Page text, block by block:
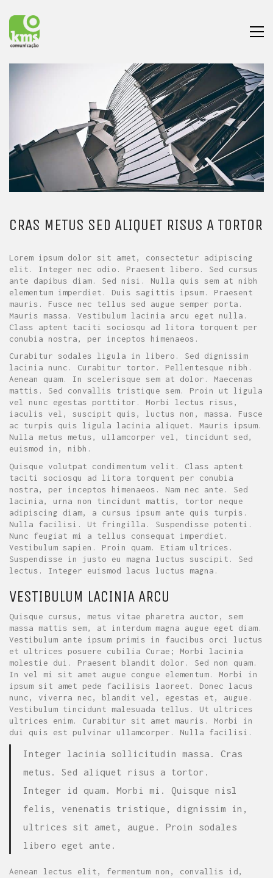
CRAS METUS SED ALIQUET RISUS A TORTOR
Lorem ipsum dolor sit amet, consectetur adipiscing
elit. Integer nec odio. Praesent libero. Sed cursus
ante dapibus diam. Sed nisi. Nulla quis sem at nibh
elementum imperdiet. Duis sagittis ipsum. Praesent
mauris. Fusce nec tellus sed augue semper porta.
Mauris massa. Vestibulum lacinia arcu eget nulla.
Class aptent taciti sociosqu ad litora torquent per
conubia nostra, per inceptos himenaeos.
Curabitur sodales ligula in libero. Sed dignissim
lacinia nunc. Curabitur tortor. Pellentesque nibh.
Aenean quam. In scelerisque sem at dolor. Maecenas
mattis. Sed convallis tristique sem. Proin ut ligula
vel nunc egestas porttitor. Morbi lectus risus,
iaculis vel, suscipit quis, luctus non, massa. Fusce
ac turpis quis ligula lacinia aliquet. Mauris ipsum.
Nulla metus metus, ullamcorper vel, tincidunt sed,
euismod in, nibh.
Quisque volutpat condimentum velit. Class aptent
taciti sociosqu ad litora torquent per conubia
nostra, per inceptos himenaeos. Nam nec ante. Sed
lacinia, urna non tincidunt mattis, tortor neque
adipiscing diam, a cursus ipsum ante quis turpis.
Nulla facilisi. Ut fringilla. Suspendisse potenti.
Nunc feugiat mi a tellus consequat imperdiet.
Vestibulum sapien. Proin quam. Etiam ultrices.
Suspendisse in justo eu magna luctus suscipit. Sed
lectus. Integer euismod lacus luctus magna.
VESTIBULUM LACINIA ARCU
Quisque cursus, metus vitae pharetra auctor, sem
massa mattis sem, at interdum magna augue eget diam.
Vestibulum ante ipsum primis in faucibus orci luctus
et ultrices posuere cubilia Curae; Morbi lacinia
molestie dui. Praesent blandit dolor. Sed non quam.
In vel mi sit amet augue congue elementum. Morbi in
ipsum sit amet pede facilisis laoreet. Donec lacus
nunc, viverra nec, blandit vel, egestas et, augue.
Vestibulum tincidunt malesuada tellus. Ut ultrices
ultrices enim. Curabitur sit amet mauris. Morbi in
dui quis est pulvinar ullamcorper. Nulla facilisi.
Integer lacinia sollicitudin massa. Cras
metus. Sed aliquet risus a tortor.
Integer id quam. Morbi mi. Quisque nisl
felis, venenatis tristique, dignissim in,
ultrices sit amet, augue. Proin sodales
libero eget ante.
Aenean lectus elit, fermentum non, convallis id,